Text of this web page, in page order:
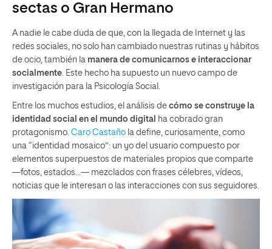
sectas o Gran Hermano
A nadie le cabe duda de que, con la llegada de Internet y las
redes sociales, no solo han cambiado nuestras rutinas y hábitos
de ocio, también la manera de comunicarnos e interaccionar
socialmente. Este hecho ha supuesto un nuevo campo de
investigación para la Psicología Social.
Entre los muchos estudios, el análisis de cómo se construye la
identidad social en el mundo digital
ha cobrado gran
protagonismo. Caro Castaño la define, curiosamente, como
una “identidad mosaico”: un yo del usuario compuesto por
elementos superpuestos de materiales propios que comparte
—fotos, estados…— mezclados con frases célebres, vídeos,
noticias que le interesan o las interacciones con sus seguidores.